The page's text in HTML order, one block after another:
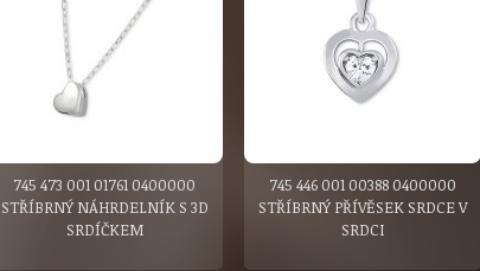
745 473 001 01761 0400000
STŘÍBRNÝ NÁHRDELNÍK S 3D
SRDÍČKEM
745 446 001 00388 0400000
STŘÍBRNÝ PŘÍVĚSEK SRDCE V
SRDCI